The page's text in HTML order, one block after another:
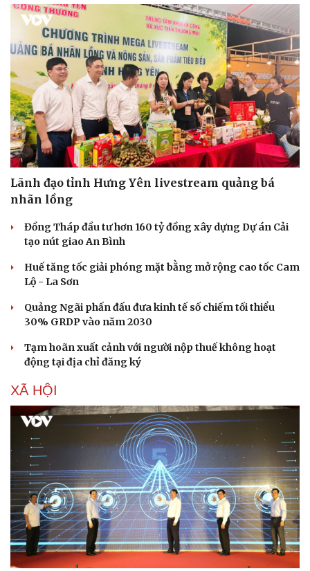
Tư vấn
Săn Tour
check-in
Câu chuyện thời sự
Đọc truyện đêm khuya
Cửa sổ tình yêu
Kể chuyện cho bé
Hạt giống tâm hồn
Lãnh đạo tỉnh Hưng Yên livestream quảng bá
nhãn lồng
Đồng Tháp đầu tư hơn 160 tỷ đồng xây dựng Dự án Cải
tạo nút giao An Bình
Huế tăng tốc giải phóng mặt bằng mở rộng cao tốc Cam
Lộ - La Sơn
Quảng Ngãi phấn đấu đưa kinh tế số chiếm tối thiểu
30% GRDP vào năm 2030
Tạm hoãn xuất cảnh với người nộp thuế không hoạt
động tại địa chỉ đăng ký
XÃ HỘI